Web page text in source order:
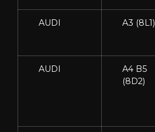
AUDI A3 (8L1)
AUDI
A4 B5
(8D2)